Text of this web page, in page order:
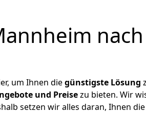
um Ihnen diegünstigste Lösung
und Preisezu bieten. Wir
setzen wir alles daran, Ihnen